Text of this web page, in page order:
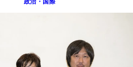
政治・国際